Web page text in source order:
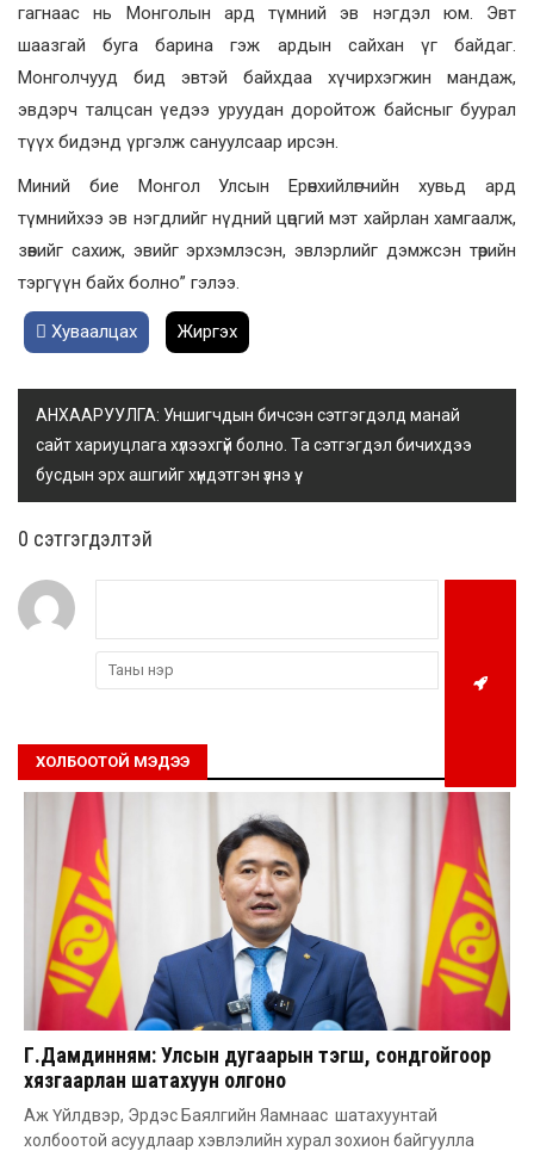
гагнаас нь Монголын ард түмний эв нэгдэл юм. Эвт
шаазгай буга барина гэж ардын сайхан үг байдаг.
Монголчууд бид эвтэй байхдаа хүчирхэгжин мандаж,
эвдэрч талцсан үедээ уруудан доройтож байсныг буурал
түүх бидэнд үргэлж сануулсаар ирсэн.
Миний бие Монгол Улсын Ерөнхийлөгчийн хувьд ард
түмнийхээ эв нэгдлийг нүдний цөцгий мэт хайрлан хамгаалж,
зөвийг сахиж, эвийг эрхэмлэсэн, эвлэрлийг дэмжсэн төрийн
тэргүүн байх болно” гэлээ.
Хуваалцах Жиргэх
АНХААРУУЛГА: Уншигчдын бичсэн сэтгэгдэлд манай
сайт хариуцлага хүлээхгүй болно. Та сэтгэгдэл бичихдээ
бусдын эрх ашгийг хүндэтгэн үзнэ үү.
0 cэтгэгдэлтэй
ХОЛБООТОЙ МЭДЭЭ
Г.Дамдинням: Улсын дугаарын тэгш, сондгойгоор
хязгаарлан шатахуун олгоно
Аж Үйлдвэр, Эрдэс Баялгийн Яамнаас шатахуунтай
холбоотой асуудлаар хэвлэлийн хурал зохион байгуулла